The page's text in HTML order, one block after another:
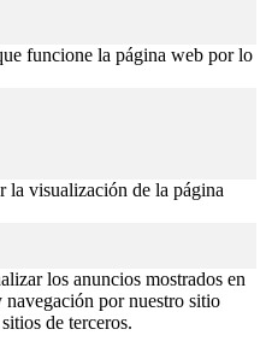
funcione la página web por lo
la visualización de la página
los anuncios mostrados en
por nuestro sitio
de terceros.